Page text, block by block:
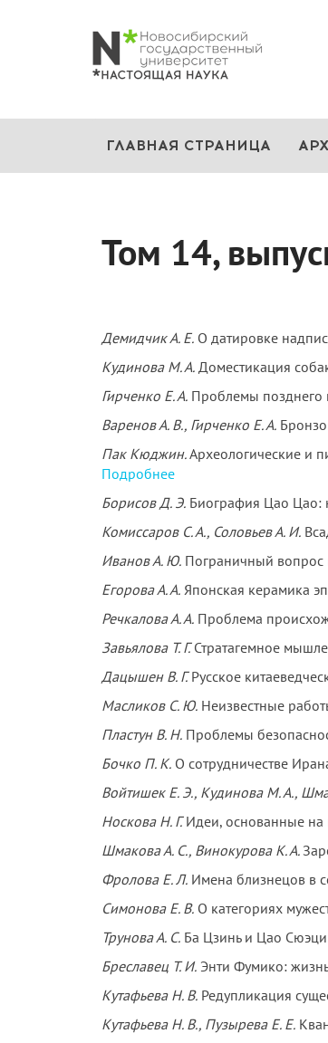
ГЛАВНАЯ СТРАНИЦА
Том 14,
Демидчик А. Е. О датировке
Кудинова М. А. Доместикация
Гирченко Е. А. Проблемы позднего
Варенов А. В., Гирченко Е. А.
Пак Кюджин.Археологические и
Подробнее
Борисов Д. Э. Биография Цао Цао:
Комиссаров С. А., Соловьев А. И.
Иванов А. Ю. Пограничный вопрос
Егорова А. А. Японская керамика
Речкалова А. А. Проблема
Завьялова Т. Г.Стратагемное
Дацышен В. Г.Русское
Масликов С. Ю. Неизвестные
Пластун В. Н. Проблемы
Бочко П. К. О сотрудничестве
Войтишек Е. Э., Кудинова М. А.,
Носкова Н. Г.Идеи, основанные на
Шмакова А. С., Винокурова К. А.
Фролова Е. Л. Имена близнецов в
Симонова Е. В. О категориях
Трунова А. С. Ба Цзинь и Цао
Бреславец Т. И. Энти Фумико:
Кутафьева Н. В. Редупликация
Кутафьева Н. В., Пузырева Е. Е.